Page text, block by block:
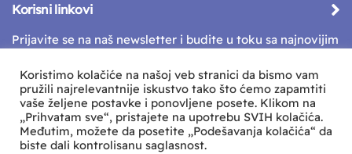
Korisni linkovi
Prijavite se na naš newsletter i budite u toku sa najnovijim
Koristimo kolačiće na našoj veb stranici da bismo vam
pružili najrelevantnije iskustvo tako što ćemo zapamtiti
vaše željene postavke i ponovljene posete. Klikom na
„Prihvatam sve“, pristajete na upotrebu SVIH kolačića.
Međutim, možete da posetite „Podešavanja kolačića“ da
biste dali kontrolisanu saglasnost.